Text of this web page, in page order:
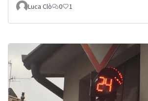
Luca Clò 0 1